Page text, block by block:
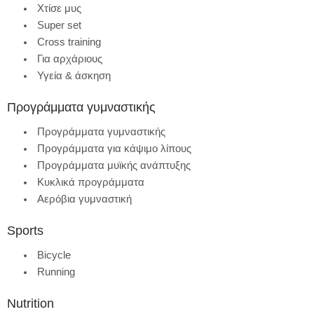
Χτίσε μυς
Super set
Cross training
Για αρχάριους
Υγεία & άσκηση
Προγράμματα γυμναστικής
Προγράμματα γυμναστικής
Προγράμματα για κάψιμο λίπους
Προγράμματα μυϊκής ανάπτυξης
Κυκλικά προγράμματα
Αερόβια γυμναστική
Sports
Bicycle
Running
Nutrition